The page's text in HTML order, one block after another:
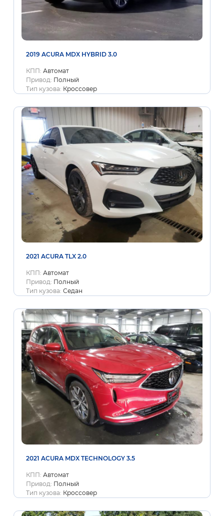
2019 ACURA MDX HYBRID 3.0
КПП: Автомат
Привод: Полный
Тип кузова: Кроссовер
2021 ACURA TLX 2.0
КПП: Автомат
Привод: Полный
Тип кузова: Седан
2021 ACURA MDX TECHNOLOGY 3.5
КПП: Автомат
Привод: Полный
Тип кузова: Кроссовер